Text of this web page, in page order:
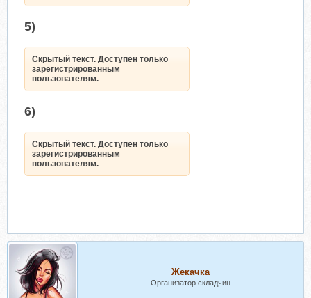
5)
Скрытый текст. Доступен только
зарегистрированным
пользователям.
6)
Скрытый текст. Доступен только
зарегистрированным
пользователям.
Жекачка
Организатор складчин